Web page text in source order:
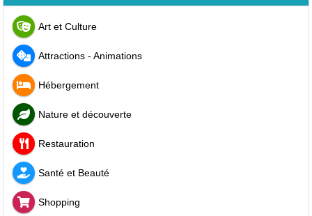
Art et Culture
Attractions - Animations
Hébergement
Nature et découverte
Restauration
Santé et Beauté
Shopping